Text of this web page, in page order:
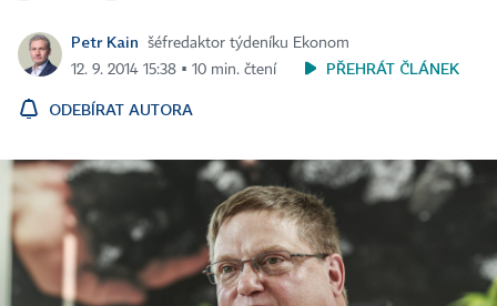
Petr Kain
šéfredaktor týdeníku Ekonom
12. 9. 2014 15:38 ▪ 10 min. čtení
PŘEHRÁT ČLÁNEK
ODEBÍRAT AUTORA